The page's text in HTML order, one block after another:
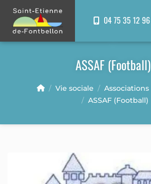
04 75 35 12 96
ASSAF (Football)
Vie sociale Associations
ASSAF (Football)
Panneau de gestion des cookies